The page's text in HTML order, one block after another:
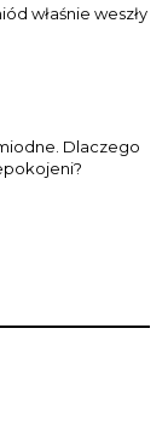
właśnie weszły
Dlaczego